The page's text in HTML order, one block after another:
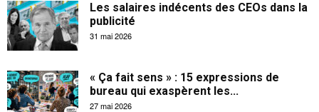
Les salaires indécents des CEOs dans la
publicité
31 mai 2026
« Ça fait sens » : 15 expressions de
bureau qui exaspèrent les...
27 mai 2026